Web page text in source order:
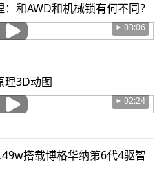
03:06
和AWD和机械锁有何不同？
02:24
理3D动图
搭载博格华纳第6代4驱智